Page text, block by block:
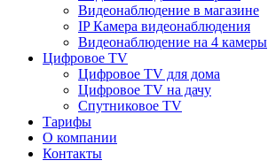
Видеонаблюдение в магазине
IP Камера видеонаблюдения
Видеонаблюдение на 4 камеры
Цифровое TV
Цифровое TV для дома
Цифровое TV на дачу
Спутниковое TV
Тарифы
О компании
Контакты